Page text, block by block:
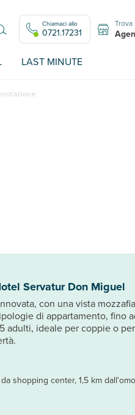
Chiamaci allo
0721.17231
Trova
LAST MINUTE
shopping center, 1,5 km
Servatur Don Miguel
con una vista
di appartamento, fino
adulti, ideale per coppie o